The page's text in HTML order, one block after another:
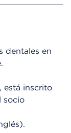
dentales en
está inscrito
socio